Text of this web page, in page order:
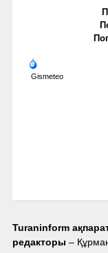
Gismeteo
Turaninform
редакторы –